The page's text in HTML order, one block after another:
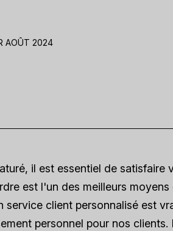
AOÛT 2024
il est essentiel de satisfaire
est l'un des meilleurs
service client personnalisé est
personnel pour nos clients.